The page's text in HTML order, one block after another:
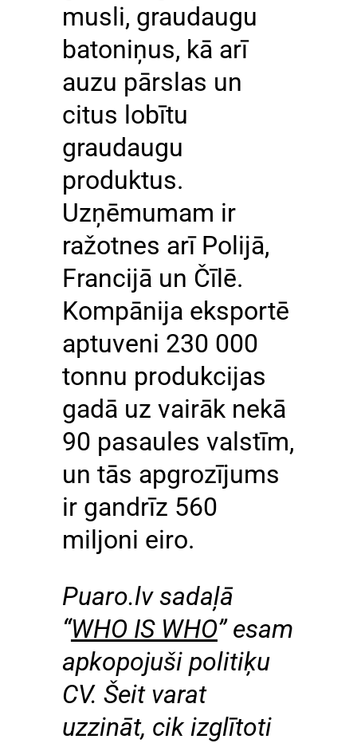
musli, graudaugu
batoniņus, kā arī
auzu pārslas un
citus lobītu
graudaugu
produktus.
Uzņēmumam ir
ražotnes arī Polijā,
Francijā un Čīlē.
Kompānija eksportē
aptuveni 230 000
tonnu produkcijas
gadā uz vairāk nekā
90 pasaules valstīm,
un tās apgrozījums
ir gandrīz 560
miljoni eiro.
Puaro.lv sadaļā
“WHO IS WHO” esam
apkopojuši politiķu
CV. Šeit varat
uzzināt, cik izglītoti